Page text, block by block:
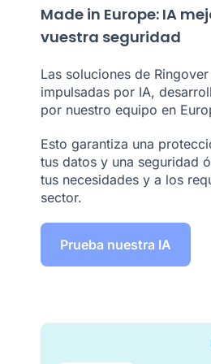
Made in Europe: IA
vuestra seguridad
Las soluciones de
impulsadas por IA,
por nuestro equipo en
Esto garantiza una
tus datos y una seguridad
tus necesidades y a los
sector.
Prueba nuestra IA